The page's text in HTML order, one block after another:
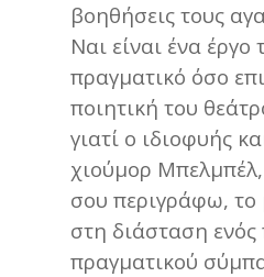
βοηθήσεις τους
Ναι είναι ένα έργο
πραγματικό όσο
ποιητική του
γιατί ο ιδιοφυής
χιούμορ
σου περιγράφω, το
στη διάσταση
πραγματικού